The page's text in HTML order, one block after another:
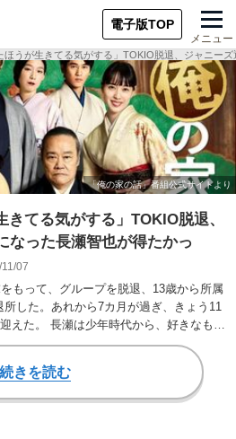
電子版TOP
メニュー
ほうが生きてる気がする」TOKIO脱退、ジャニー
きてる気がする」TOKIO脱退、
った長瀬智也が得たかっ
07
もって、グループを脱退、13歳から所属
した。あれから7カ月が過ぎ、きょう11
えた。 長瀬は少年時代から、好きなもの
続きを読む